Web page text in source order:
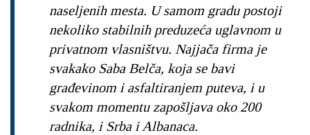
naseljenih mesta. U samom gradu postoji
nekoliko stabilnih preduzeća uglavnom u
privatnom vlasništvu. Najjača firma je
svakako Saba Belča, koja se bavi
građevinom i asfaltiranjem puteva, i u
svakom momentu zapošljava oko 200
radnika, i Srba i Albanaca.